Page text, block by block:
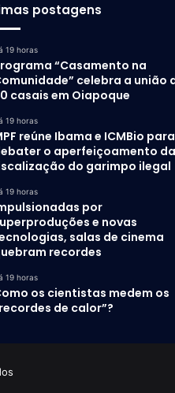
postagens
19 horas
“Casamento na
celebra a união
casais em Oiapoque
19 horas
reúne Ibama e ICMBio para
o aperfeiçoamento da
do garimpo ilegal
19 horas
por
e novas
salas de cinema
recordes
19 horas
os cientistas medem os
de calor”?